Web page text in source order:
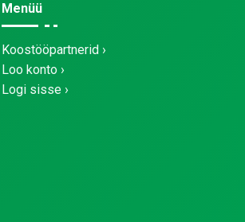
Menüü
Koostööpartnerid
Loo konto
Logi sisse